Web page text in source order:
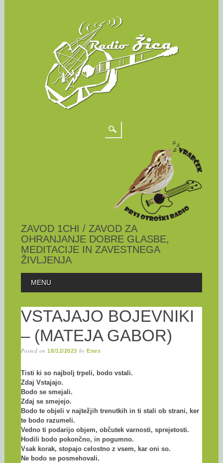
ZAVOD 1CHI / ZAVOD ZA
OHRANJANJE DOBRE GLASBE,
MEDITACIJE IN ZAVESTNEGA
ŽIVLJENJA
MAIN MENU
MENU
VSTAJAJO BOJEVNIKI
– (MATEJA GABOR)
Posted on18/12/2023 byEnes
Tisti ki so najbolj trpeli, bodo vstali.
Zdaj Vstajajo.
Bodo se smejali.
Zdaj se smejejo.
Bodo te objeli v najtežjih trenutkih in ti stali ob strani, ker
te bodo razumeli.
Vedno ti podarijo objem, občutek varnosti, sprejetosti.
Hodili bodo pokončno, in pogumno.
Vsak korak, stopajo celostno z vsem, kar oni so.
Ne bodo se posmehovali.